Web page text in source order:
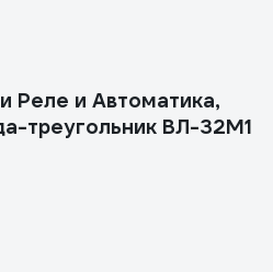
Реле и Автоматика,
треугольник ВЛ-32М1